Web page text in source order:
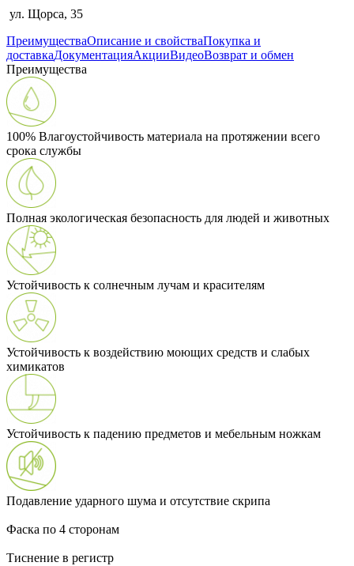
ул. Щорса, 35
ПреимуществаОписание и свойстваПокупка и
доставкаДокументацияАкцииВидеоВозврат и обмен
Преимущества
100% Влагоустойчивость материала на протяжении всего
срока службы
Полная экологическая безопасность для людей и животных
Устойчивость к солнечным лучам и красителям
Устойчивость к воздействию моющих средств и слабых
химикатов
Устойчивость к падению предметов и мебельным ножкам
Подавление ударного шума и отсутствие скрипа
Фаска по 4 сторонам
Тиснение в регистр